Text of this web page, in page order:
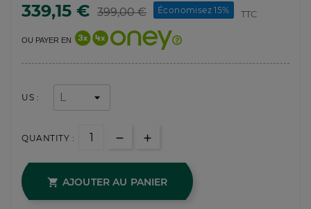
339,15 € 399,00 € Économisez 15% TTC
OU PAYER EN
US :
QUANTITY :
 AJOUTER AU PANIER